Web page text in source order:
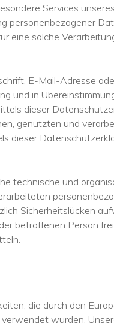
Services
personenbezogener
eine solche
E-Mail-Adresse
und in
dieser
genutzten und
dieser
technische und
Sicherheitslücken
betroffenen Person
die durch den
wurden.